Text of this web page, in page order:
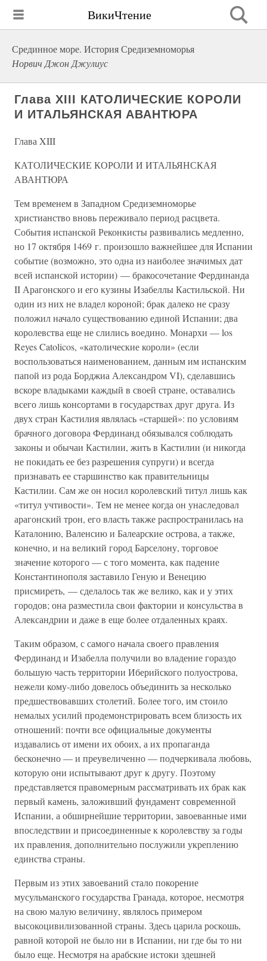
ВикиЧтение
Срединное море. История Средиземноморья
Норвич Джон Джулиус
Глава XIII КАТОЛИЧЕСКИЕ КОРОЛИ
И ИТАЛЬЯНСКАЯ АВАНТЮРА
Глава XIII
КАТОЛИЧЕСКИЕ КОРОЛИ И ИТАЛЬЯНСКАЯ
АВАНТЮРА
Тем временем в Западном Средиземноморье
христианство вновь переживало период расцвета.
События испанской Реконкисты развивались медленно,
но 17 октября 1469 г. произошло важнейшее для Испании
событие (возможно, это одна из наиболее значимых дат
всей испанской истории) — бракосочетание Фердинанда
II Арагонского и его кузины Изабеллы Кастильской. Ни
один из них не владел короной; брак далеко не сразу
положил начало существованию единой Испании; два
королевства еще не слились воедино. Монархи — los
Reyes Catolicos, «католические короли» (если
воспользоваться наименованием, данным им испанским
папой из рода Борджиа Александром VI), сделавшись
вскоре владыками каждый в своей стране, оставались
всего лишь консортами в государствах друг друга. Из
двух стран Кастилия являлась «старшей»: по условиям
брачного договора Фердинанд обязывался соблюдать
законы и обычаи Кастилии, жить в Кастилии (и никогда
не покидать ее без разрешения супруги) и всегда
признавать ее старшинство как правительницы
Кастилии. Сам же он носил королевский титул лишь как
«титул учтивости». Тем не менее когда он унаследовал
арагонский трон, его власть также распространилась на
Каталонию, Валенсию и Балеарские острова, а также,
конечно, и на великий город Барселону, торговое
значение которого — с того момента, как падение
Константинополя заставило Геную и Венецию
присмиреть, — сделалось так же велико, как и у этих
городов; она разместила свои фактории и консульства в
Александрии и даже в еще более отдаленных краях.
Таким образом, с самого начала своего правления
Фердинанд и Изабелла получили во владение гораздо
большую часть территории Иберийского полуострова,
нежели кому-либо довелось объединить за несколько
предшествовавших столетий. Более того, им стоило
немалых усилий продемонстрировать всем близость их
отношений: почти все официальные документы
издавались от имени их обоих, а их пропаганда
бесконечно — и преувеличенно — подчеркивала любовь,
которую они испытывают друг к другу. Поэтому
представляется правомерным рассматривать их брак как
первый камень, заложивший фундамент современной
Испании, а обширнейшие территории, завоеванные ими
впоследствии и присоединенные к королевству за годы
их правления, дополнительно послужили укреплению
единства страны.
Первым из этих завоеваний стало покорение
мусульманского государства Гранада, которое, несмотря
на свою малую величину, являлось примером
высокоцивилизованной страны. Здесь царила роскошь,
равной которой не было ни в Испании, ни где бы то ни
было еще. Несмотря на арабские истоки здешней